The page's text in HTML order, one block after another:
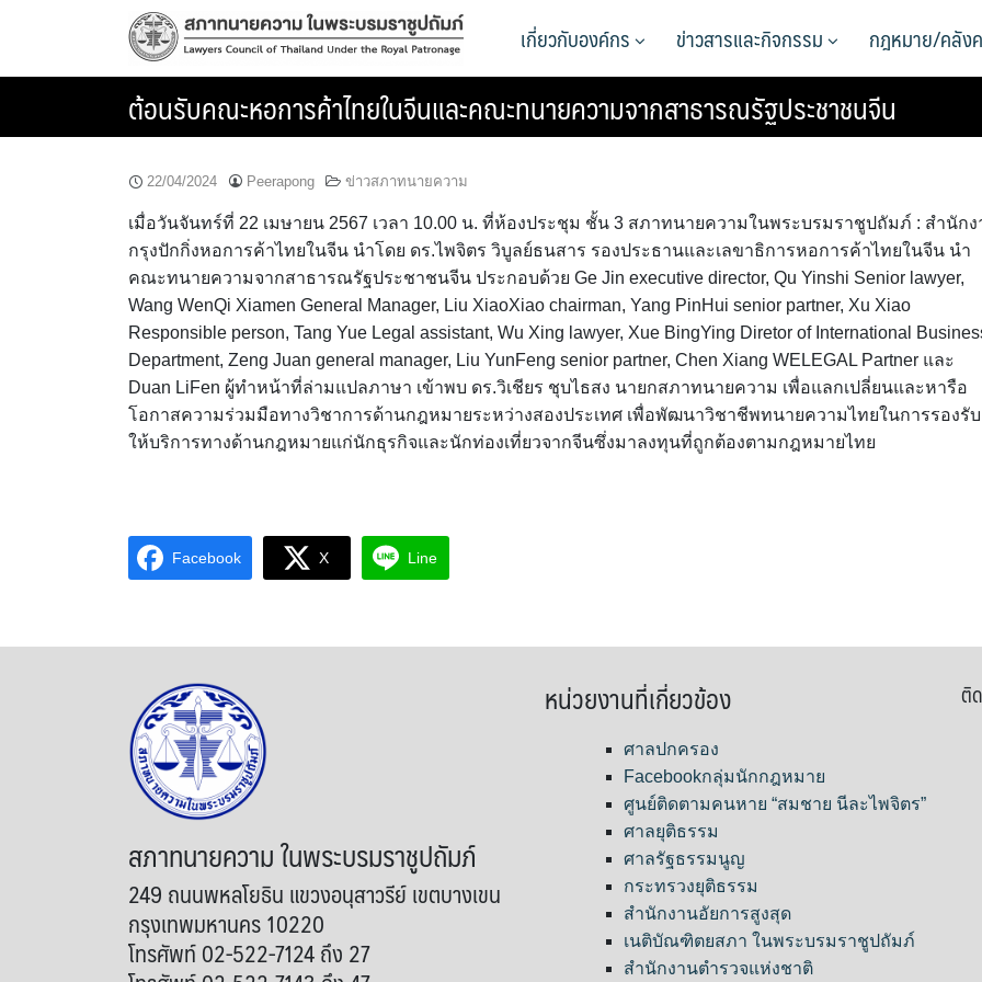
เกี่ยวกับองค์กร ข่าวสารและกิจกรรม กฎหมาย/คลัง
ต้อนรับคณะหอการค้าไทยในจีนและคณะทนายความจากสาธารณรัฐประชาชนจีน
22/04/2024 Peerapong ข่าวสภาทนายความ
เมื่อวันจันทร์ที่ 22 เมษายน 2567 เวลา 10.00 น. ที่ห้องประชุม ชั้น 3 สภาทนายความในพระบรมราชูปถัมภ์ : สำนักง
กรุงปักกิ่งหอการค้าไทยในจีน นำโดย ดร.ไพจิตร วิบูลย์ธนสาร รองประธานและเลขาธิการหอการค้าไทยในจีน นำ
คณะทนายความจากสาธารณรัฐประชาชนจีน ประกอบด้วย Ge Jin executive director, Qu Yinshi Senior lawyer,
Wang WenQi Xiamen General Manager, Liu XiaoXiao chairman, Yang PinHui senior partner, Xu Xiao
Responsible person, Tang Yue Legal assistant, Wu Xing lawyer, Xue BingYing Diretor of International
Department, Zeng Juan general manager, Liu YunFeng senior partner, Chen Xiang WELEGAL Partner และ
Duan LiFen ผู้ทำหน้าที่ล่ามแปลภาษา เข้าพบ ดร.วิเชียร ชุบไธสง นายกสภาทนายความ เพื่อแลกเปลี่ยนและหารือ
โอกาสความร่วมมือทางวิชาการด้านกฎหมายระหว่างสองประเทศ เพื่อพัฒนาวิชาชีพทนายความไทยในการรองรับ
ให้บริการทางด้านกฎหมายแก่นักธุรกิจและนักท่องเที่ยวจากจีนซึ่งมาลงทุนที่ถูกต้องตามกฎหมายไทย
Facebook X Line
สภาทนายความ ในพระบรมราชูปถัมภ์
249 ถนนพหลโยธิน แขวงอนุสาวรีย์ เขตบางเขน
กรุงเทพมหานคร 10220
โทรศัพท์ 02-522-7124 ถึง 27
หน่วยงานที่เกี่ยวข้อง
ศาลปกครอง
Facebookกลุ่มนักกฎหมาย
ศูนย์ติดตามคนหาย “สมชาย นีละไพจิตร”
ศาลยุติธรรม
ศาลรัฐธรรมนูญ
กระทรวงยุติธรรม
สำนักงานอัยการสูงสุด
เนติบัณฑิตยสภา ในพระบรมราชูปถัมภ์
สำนักงานตำรวจแห่งชาติ
ติ